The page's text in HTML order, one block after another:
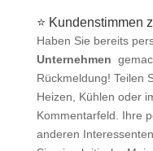
⭐ Kundenstimmen
Haben Sie bereits
Unternehmen
Rückmeldung! Teilen
Heizen, Kühlen oder
Kommentarfeld. Ihre
anderen